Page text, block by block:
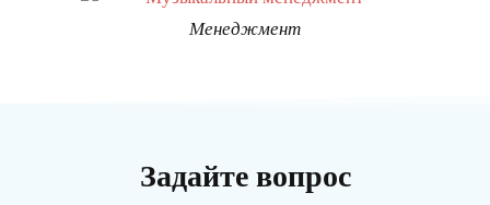
Менеджмент
Задайте вопрос